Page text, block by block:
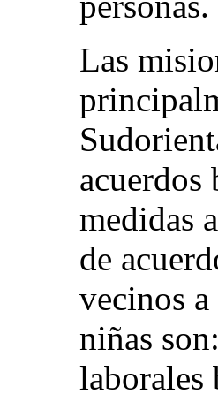
Las
medidas
de
vecinos
niñas
laborales